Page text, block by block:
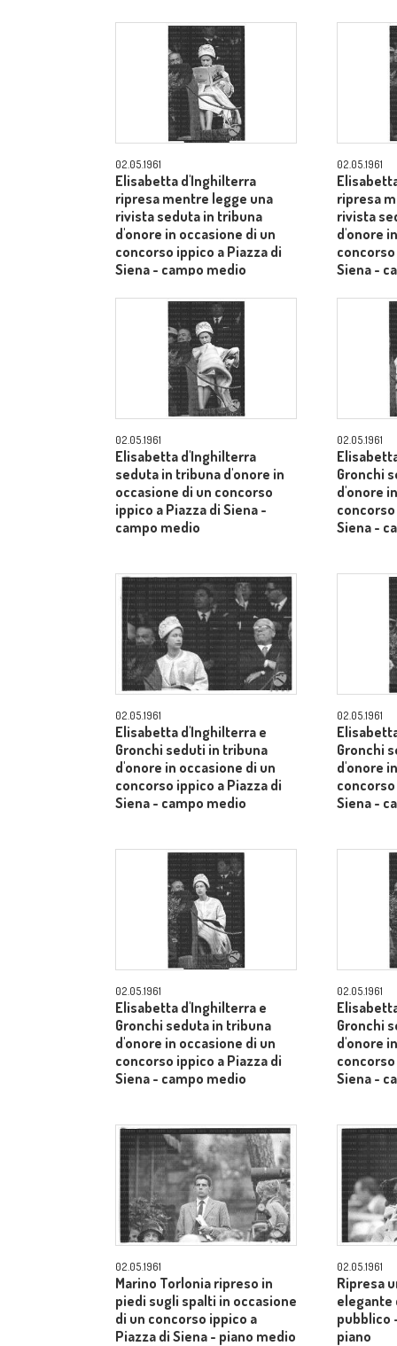
02.05.1961
Elisabetta d'Inghilterra
ripresa mentre legge una
rivista seduta in tribuna
d'onore in occasione di un
concorso ippico a Piazza di
Siena - campo medio
02.05.1961
ripresa
rivista
d'onore
Siena -
02.05.1961
Elisabetta d'Inghilterra
seduta in tribuna d'onore in
occasione di un concorso
ippico a Piazza di Siena -
campo medio
02.05.1961
Gronchi
d'onore
Siena -
02.05.1961
Elisabetta d'Inghilterra e
Gronchi seduti in tribuna
d'onore in occasione di un
concorso ippico a Piazza di
Siena - campo medio
02.05.1961
Gronchi
d'onore
Siena -
02.05.1961
Elisabetta d'Inghilterra e
Gronchi seduta in tribuna
d'onore in occasione di un
concorso ippico a Piazza di
Siena - campo medio
02.05.1961
Gronchi
d'onore
Siena -
02.05.1961
Marino Torlonia ripreso in
piedi sugli spalti in occasione
di un concorso ippico a
Piazza di Siena - piano medio
02.05.1961
Ripresa
elegante
pubblico
piano